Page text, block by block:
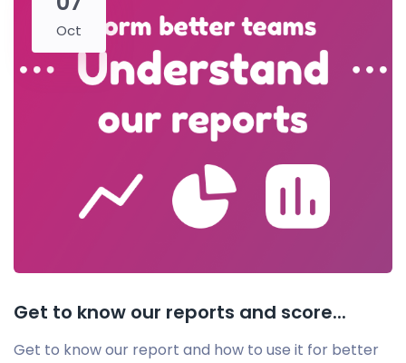
Oct
Get to know our reports and score...
Get to know our report and how to use it for better